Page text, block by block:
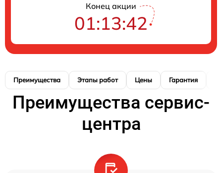
Конец акции
01:13:41
Преимущества Этапы работ Цены Гарантия
Преимущества сервис-
центра